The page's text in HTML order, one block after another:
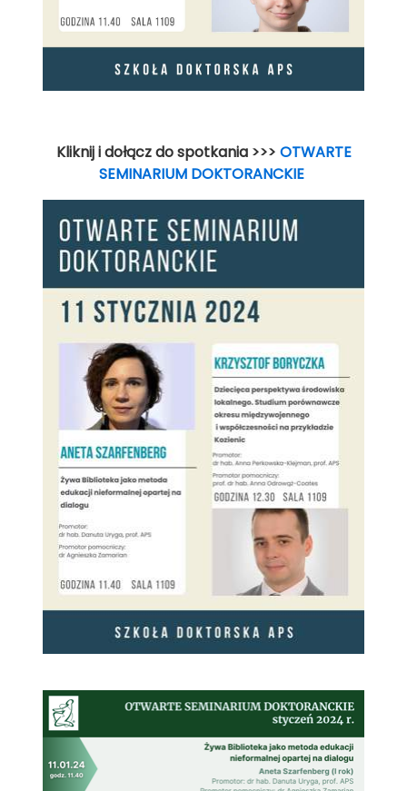
Kliknij i dołącz do spotkania >>> OTWARTE
SEMINARIUM DOKTORANCKIE